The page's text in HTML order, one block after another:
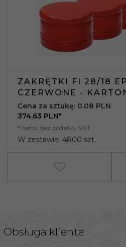
ZAKRĘTKI FI 28/18
CZERWONE -
374,63 PLN*
* netto, bez podatku VAT
W zestawie: 4800 szt.
Cena za sztukę: 0.08 PLN
Obsługa klienta